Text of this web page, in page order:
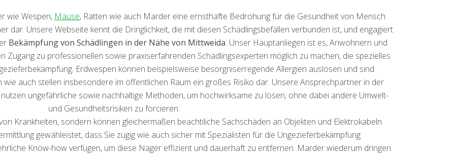
wie Wespen, Mäuse, Ratten wie auch Marder eine ernsthafte Bedrohung für die Gesundheit von Mensch
dar. Unsere Webseite kennt die Dringlichkeit, die mit diesen Schädlingsbefällen verbunden ist, und engagiert
Bekämpfung von Schädlingen in der Nähe von Mittweida. Unser Hauptanliegen ist es, Anwohnern und
Zugang zu professionellen sowie praxiserfahrenden Schädlingsexperten möglich zu machen, die spezielles
Erdwespen können beispielsweise besorgniserregende Allergien auslösen und sind
auch stellen insbesondere im öffentlichen Raum ein großes Risiko dar. Unsere Ansprechpartner in der
ungefährliche sowie nachhaltige Methoden, um hochwirksame zu lösen, ohne dabei andere Umwelt-
und Gesundheitsrisiken zu forcieren.
Krankheiten, sondern können gleichermaßen beachtiliche Sachschäden an Objekten und Elektrokabeln
gewähleistet, dass Sie zügig wie auch sicher mit Spezialisten für die Ungezieferbekämpfung
Know-how verfügen, um diese Nager effizient und dauerhaft zu entfernen. Marder wiederum dringen